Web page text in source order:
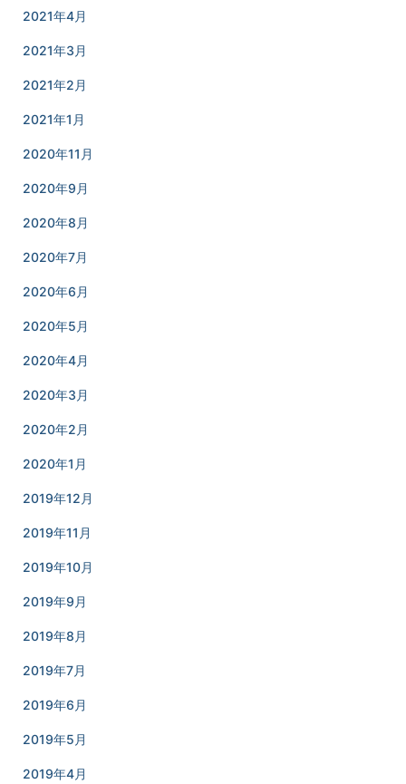
2021年4月
2021年3月
2021年2月
2021年1月
2020年11月
2020年9月
2020年8月
2020年7月
2020年6月
2020年5月
2020年4月
2020年3月
2020年2月
2020年1月
2019年12月
2019年11月
2019年10月
2019年9月
2019年8月
2019年7月
2019年6月
2019年5月
2019年4月